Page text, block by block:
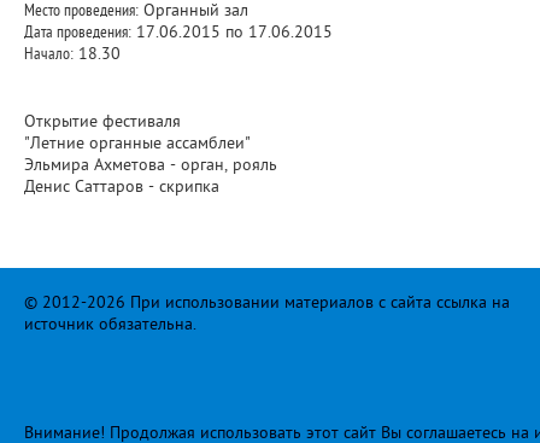
Место проведения: Органный зал
Дата проведения: 17.06.2015 по 17.06.2015
Начало: 18.30
Открытие фестиваля
"Летние органные ассамблеи"
Эльмира Ахметова - орган, рояль
Денис Саттаров - скрипка
© 2012-2026 При использовании материалов с сайта ссылка на
источник обязательна.
Внимание! Продолжая использовать этот сайт Вы соглашаетесь